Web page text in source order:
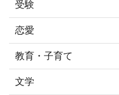
受験
恋愛
教育・子育て
文学